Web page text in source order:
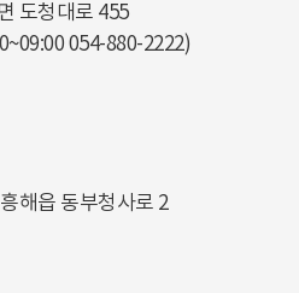
도청대로 455
054-880-2222)
해읍 동부청사로 2